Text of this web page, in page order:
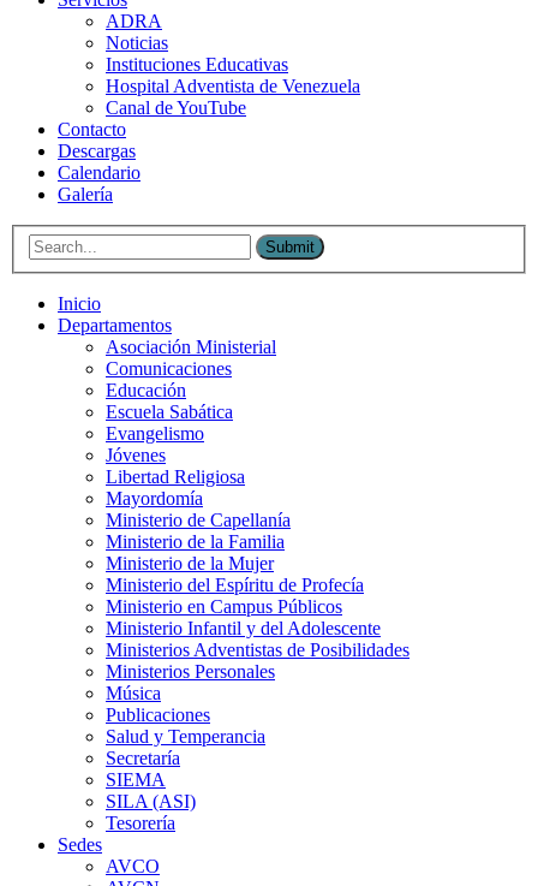
ADRA
Noticias
Instituciones Educativas
Hospital Adventista de Venezuela
Canal de YouTube
Contacto
Descargas
Calendario
Galería
Submit
Inicio
Departamentos
Asociación Ministerial
Comunicaciones
Educación
Escuela Sabática
Evangelismo
Jóvenes
Libertad Religiosa
Mayordomía
Ministerio de Capellanía
Ministerio de la Familia
Ministerio de la Mujer
Ministerio del Espíritu de Profecía
Ministerio en Campus Públicos
Ministerio Infantil y del Adolescente
Ministerios Adventistas de Posibilidades
Ministerios Personales
Música
Publicaciones
Salud y Temperancia
Secretaría
SIEMA
SILA (ASI)
Tesorería
Sedes
AVCO